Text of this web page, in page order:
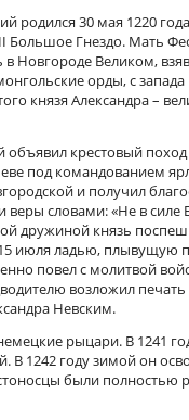
родился 30 мая 1220
Гнездо. Мать
Новгороде Великом,
орды, с
князя Александра –
крестовый
под командованием
и получил
словами: «Не в
дружиной князь
июля ладью, плывущую
повел с молитвой
возложил
Невским.
рыцари. В 1241
1242 году зимой он
были полностью